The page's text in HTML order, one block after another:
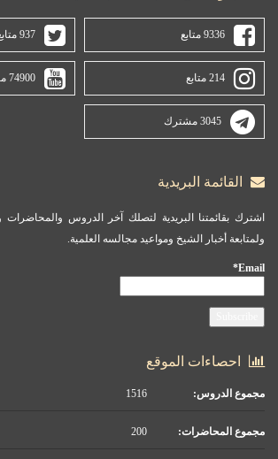
9336 متابع 937 متابع
214 متابع 74900 مشترك
3045 مشترك
القائمة البريدية
اشترك بقائمتنا البريدية لتصلك آخر الدروس والمحاضرات
ولمتابعة أخبار الشيخ ومواعيد مجالسه العلمية.
Email*
احصاءات الموقع
مجموع الدروس:
مجموع المحاضرات: